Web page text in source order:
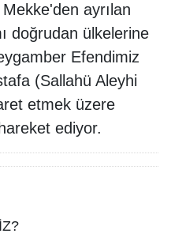
ayrılan
doğrudan ülkelerine
Efendimiz
(Sallahü Aleyhi
etmek üzere
ediyor.